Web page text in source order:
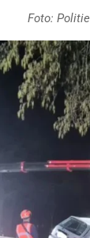
Foto: Politie